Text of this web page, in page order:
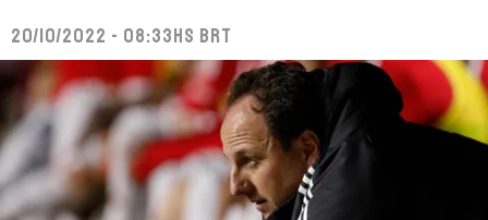
20/10/2022 - 08:33hs BRT